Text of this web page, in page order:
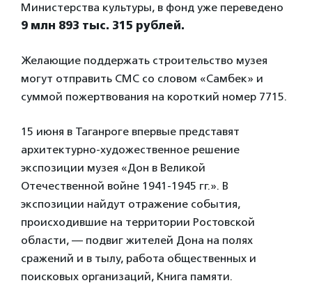
Министерства культуры, в фонд уже переведено
9 млн 893 тыс. 315 рублей.
Желающие поддержать строительство музея
могут отправить СМС со словом «Самбек» и
суммой пожертвования на короткий номер 7715.
15 июня в Таганроге впервые представят
архитектурно-художественное решение
экспозиции музея «Дон в Великой
Отечественной войне 1941-1945 гг.». В
экспозиции найдут отражение события,
происходившие на территории Ростовской
области, — подвиг жителей Дона на полях
сражений и в тылу, работа общественных и
поисковых организаций, Книга памяти.